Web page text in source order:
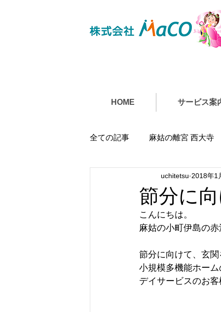
HOME サービス案
全ての記事 麻姑の離宮 西大寺
節分に
uchitetsu 2018年1
こんにちは。
麻姑の小町伊島の
節分に向けて、玄
小規模多機能ホー
デイサービスのお